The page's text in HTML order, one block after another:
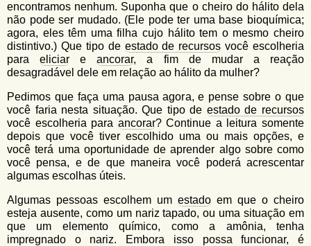
encontramos nenhum. Suponha que o cheiro do hálito dela
não pode ser mudado. (Ele pode ter uma base bioquímica;
agora, eles têm uma filha cujo hálito tem o mesmo cheiro
distintivo.) Que tipo de estado de recursos você escolheria
paraeliciar eancorar, a fim de mudar a reação
desagradável dele em relação ao hálito da mulher?
Pedimos que faça uma pausa agora, e pense sobre o que
você faria nesta situação. Que tipo de estado de recursos
você escolheria para ancorar? Continue a leitura somente
depois que você tiver escolhido uma ou mais opções, e
você terá uma oportunidade de aprender algo sobre como
você pensa, e de que maneira você poderá acrescentar
algumas escolhas úteis.
Algumas pessoas escolhem um estado em que o cheiro
esteja ausente, como um nariz tapado, ou uma situação em
que um elemento químico, como a amônia, tenha
impregnado o nariz. Embora isso possa funcionar, é